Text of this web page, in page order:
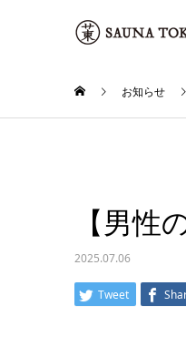
お知らせ
【男性
2025.07.06
Tweet